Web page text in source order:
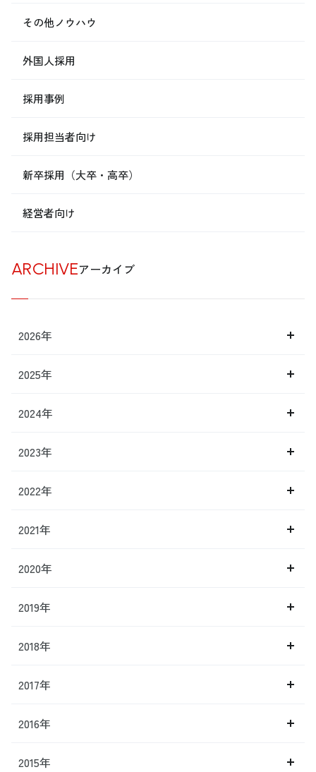
その他ノウハウ
外国人採用
採用事例
採用担当者向け
新卒採用（大卒・高卒）
経営者向け
ARCHIVEアーカイブ
2026年
2025年
2024年
2023年
2022年
2021年
2020年
2019年
2018年
2017年
2016年
2015年